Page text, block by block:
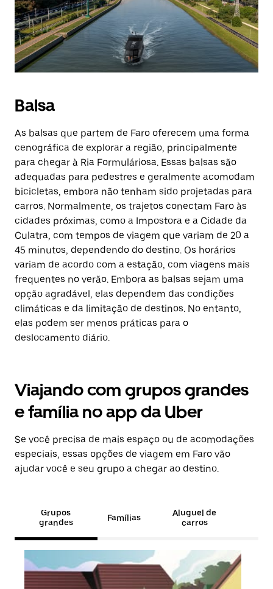
Balsa
As balsas que partem de Faro oferecem uma forma
cenográfica de explorar a região, principalmente
para chegar à Ria Formuláriosa. Essas balsas são
adequadas para pedestres e geralmente acomodam
bicicletas, embora não tenham sido projetadas para
carros. Normalmente, os trajetos conectam Faro às
cidades próximas, como a Impostora e a Cidade da
Culatra, com tempos de viagem que variam de 20 a
45 minutos, dependendo do destino. Os horários
variam de acordo com a estação, com viagens mais
frequentes no verão. Embora as balsas sejam uma
opção agradável, elas dependem das condições
climáticas e da limitação de destinos. No entanto,
elas podem ser menos práticas para o
deslocamento diário.
Viajando com grupos grandes
e família no app da Uber
Se você precisa de mais espaço ou de acomodações
especiais, essas opções de viagem em Faro vão
ajudar você e seu grupo a chegar ao destino.
Grupos
grandes
Famílias
Aluguel de
carros